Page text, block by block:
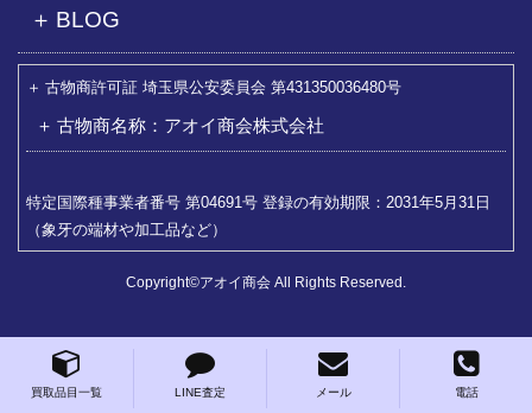
買取品目一覧 LINE査定 メール 電話
BLOG
古物商許可証 埼玉県公安委員会 第431350036480号
古物商名称：アオイ商会株式会社
特定国際種事業者番号 第04691号 登録の有効期限：2031年5月31日
（象牙の端材や加工品など）
Copyright©アオイ商会 All Rights Reserved.